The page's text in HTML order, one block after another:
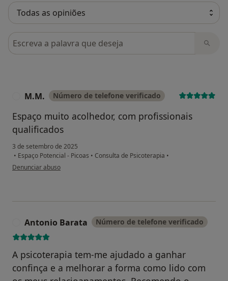
Pesquisar em opiniões
M.M. Número de telefone verificado
Espaço muito acolhedor, com profissionais
qualificados
3 de setembro de 2025
• Espaço Potencial - Picoas • Consulta de Psicoterapia •
na opinião do utilizador M.M.
Denunciar abuso
Antonio Barata Número de telefone verificado
A psicoterapia tem-me ajudado a ganhar
confinça e a melhorar a forma como lido com